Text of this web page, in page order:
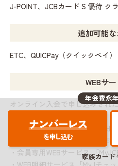
年会費永
ナンバーレス
を申し込む
家族カード
J-POINT、JCBカード S 優待 ク
追加可能
ETC、QUICPay（クイックペイ
WEBサ
オンライン入会で申し込みされ
郵送の「カードご利用代金明細
MyJCBでご確認ください。（※3）
・会員専用WEBサービス 「